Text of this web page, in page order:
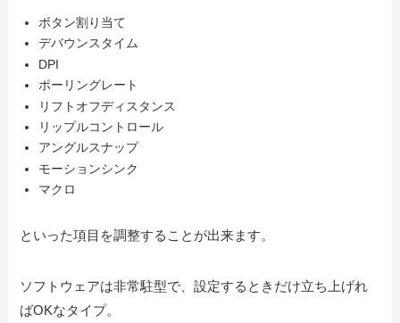
ボタン割り当て
デバウンスタイム
DPI
ポーリングレート
リフトオフディスタンス
リップルコントロール
アングルスナップ
モーションシンク
マクロ
といった項目を調整することが出来ます。
ソフトウェアは非常駐型で、設定するときだけ立ち上げれ
ばOKなタイプ。